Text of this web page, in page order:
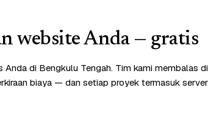
website Anda — gratis
Anda di Bengkulu Tengah. Tim kami membalas di
biaya — dan setiap proyek termasuk server